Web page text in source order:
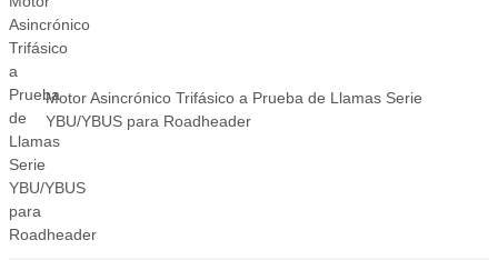
Motor Asincrónico Trifásico a Prueba de Llamas Serie
YBU/YBUS para Roadheader